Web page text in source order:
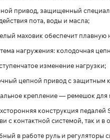
привод, защищенный
пота, воды и масла;
маховик обеспечит плавную
нагружения: колодочная
изменение нагрузки;
цепной привод с защитным
крепление — ремешок для
конструкция педалей
с контактной системой, так и
в работе руль и регуляторы